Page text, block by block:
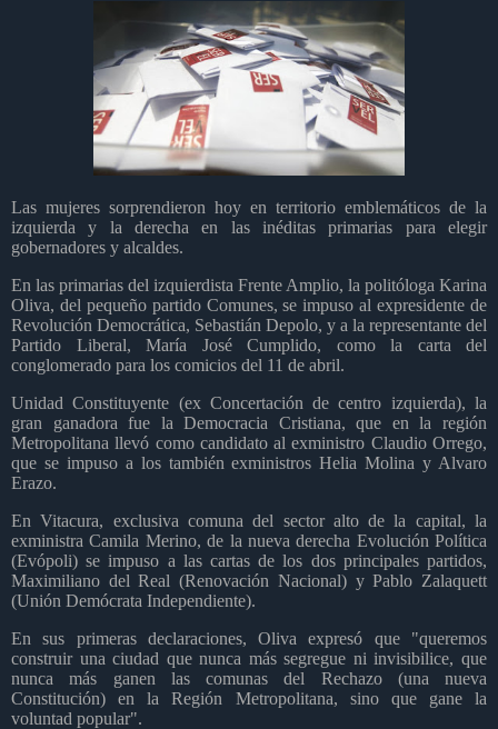
Las mujeres sorprendieron hoy en territorio emblemáticos de la
izquierda y la derecha en las inéditas primarias para elegir
gobernadores y alcaldes.
En las primarias del izquierdista Frente Amplio, la politóloga Karina
Oliva, del pequeño partido Comunes, se impuso al expresidente de
Revolución Democrática, Sebastián Depolo, y a la representante del
Partido Liberal, María José Cumplido, como la carta del
conglomerado para los comicios del 11 de abril.
Unidad Constituyente (ex Concertación de centro izquierda), la
gran ganadora fue la Democracia Cristiana, que en la región
Metropolitana llevó como candidato al exministro Claudio Orrego,
que se impuso a los también exministros Helia Molina y Alvaro
Erazo.
En Vitacura, exclusiva comuna del sector alto de la capital, la
exministra Camila Merino, de la nueva derecha Evolución Política
(Evópoli) se impuso a las cartas de los dos principales partidos,
Maximiliano del Real (Renovación Nacional) y Pablo Zalaquett
(Unión Demócrata Independiente).
En sus primeras declaraciones, Oliva expresó que "queremos
construir una ciudad que nunca más segregue ni invisibilice, que
nunca más ganen las comunas del Rechazo (una nueva
Constitución) en la Región Metropolitana, sino que gane la
voluntad popular".